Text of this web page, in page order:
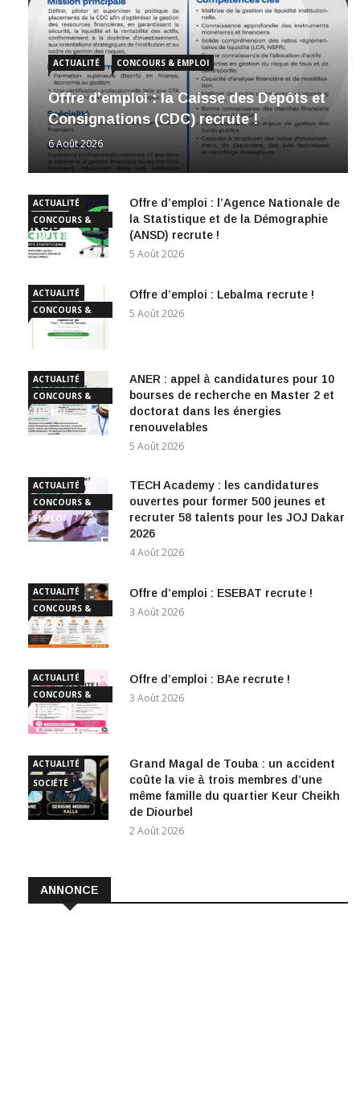
ACTUALITÉ CONCOURS & EMPLOI
Offre d’emploi : la Caisse des Dépôts et
Consignations (CDC) recrute !
6 Août 2026
ACTUALITÉ
CONCOURS &
EMPLOI
Offre d’emploi : l’Agence Nationale de
la Statistique et de la Démographie
(ANSD) recrute !
5 Août 2026
ACTUALITÉ
CONCOURS &
EMPLOI
Offre d’emploi : Lebalma recrute !
5 Août 2026
ACTUALITÉ
CONCOURS &
EMPLOI
ANER : appel à candidatures pour 10
bourses de recherche en Master 2 et
doctorat dans les énergies
renouvelables
5 Août 2026
ACTUALITÉ
CONCOURS &
EMPLOI
TECH Academy : les candidatures
ouvertes pour former 500 jeunes et
recruter 58 talents pour les JOJ Dakar
2026
4 Août 2026
ACTUALITÉ
CONCOURS &
EMPLOI
Offre d’emploi : ESEBAT recrute !
3 Août 2026
ACTUALITÉ
CONCOURS &
EMPLOI
Offre d’emploi : BAe recrute !
3 Août 2026
ACTUALITÉ
SOCIÉTÉ
Grand Magal de Touba : un accident
coûte la vie à trois membres d’une
même famille du quartier Keur Cheikh
de Diourbel
2 Août 2026
ANNONCE